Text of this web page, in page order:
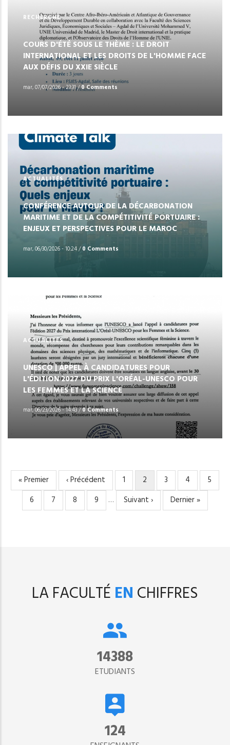
RECHERCHE
COURS D'ÉTÉ SOUS LE THÈME : LE DROIT
INTERNATIONAL ET LES DROITS DE L'HOMME FACE
AUX DÉFIS DU XXIE SIÈCLE
mar, 07/07/2026 - 23:31 /0 Comments
ACTUALITÉS
CONFÉRENCE AUTOUR DE LA DÉCARBONATION
MARITIME ET DE LA COMPÉTITIVITÉ PORTUAIRE :
ENJEUX ET PERSPECTIVES POUR LE MAROC
mar, 06/30/2026 - 10:24/0 Comments
ACTUALITÉS
UNESCO | APPEL À CANDIDATURES POUR
L'ÉDITION 2027 DU PRIX L'ORÉAL-UNESCO POUR
LES FEMMES ET LA SCIENCE
mar, 06/23/2026 - 14:43/0 Comments
PAGINATION
Première
page
« Premier
Page
précédente
‹ Précédent Page
1
Page
courante
2 Page
3 Page
4 Page
5
Page
6 Page
7 Page
8 Page
9 …
Page
suivante
Suivant ›
Dernière
page
Dernier »
LA FACULTÉ EN CHIFFRES
15302
ETUDIANTS
134